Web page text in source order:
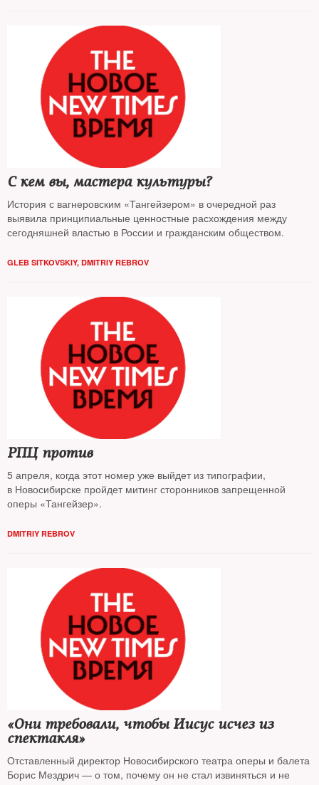
С кем вы, мастера культуры?
История с вагнеровским «Тангейзером» в очередной раз
выявила принципиальные ценностные расхождения между
сегодняшней властью в России и гражданским обществом.
GLEB SITKOVSKIY, DMITRIY REBROV
РПЦ против
5 апреля, когда этот номер уже выйдет из типографии,
в Новосибирске пройдет митинг сторонников запрещенной
оперы «Тангейзер».
DMITRIY REBROV
«Они требовали, чтобы Иисус исчез из
спектакля»
Отставленный директор Новосибирского театра оперы и балета
Борис Мездрич — о том, почему он не стал извиняться и не